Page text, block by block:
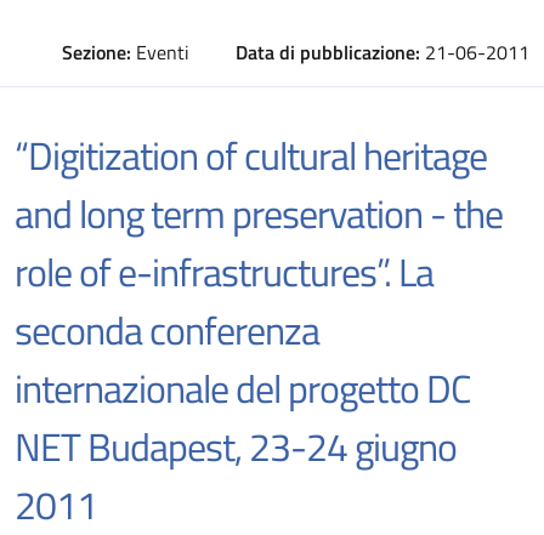
Sezione: Eventi Data di pubblicazione: 21-06-2011
“Digitization of cultural heritage
and long term preservation - the
role of e-infrastructures”. La
seconda conferenza
internazionale del progetto DC
NET Budapest, 23-24 giugno
2011